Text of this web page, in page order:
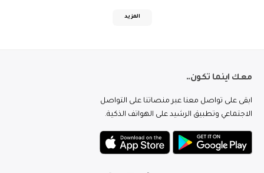
المزيد
معك اينما تكون..
ابقى على تواصل معنا عبر منصاتنا على التواصل
الاجتماعي وتطبيق الرشيد على الهواتف الذكية.